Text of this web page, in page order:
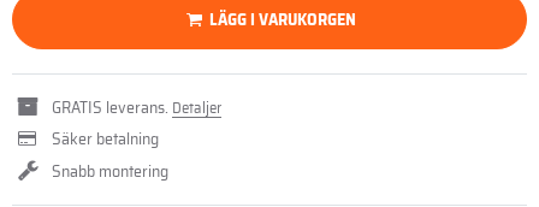
LÄGG I VARUKORGEN
GRATIS leverans. Detaljer
Säker betalning
Snabb montering